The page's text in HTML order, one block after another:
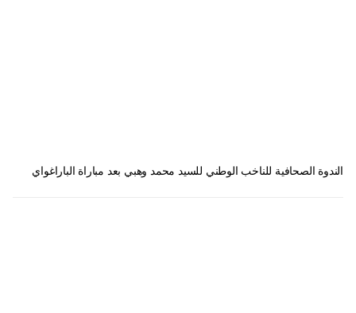
الندوة الصحافية للناخب الوطني للسيد محمد وهبي بعد مباراة الباراغواي